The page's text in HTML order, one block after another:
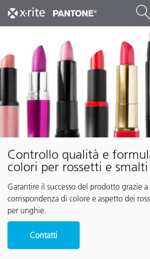
Controllo qualità e
colori per rossetti e
Garantire il successo del prodotto grazie
corrispondenza di colore e aspetto dei
per unghie.
Contatti